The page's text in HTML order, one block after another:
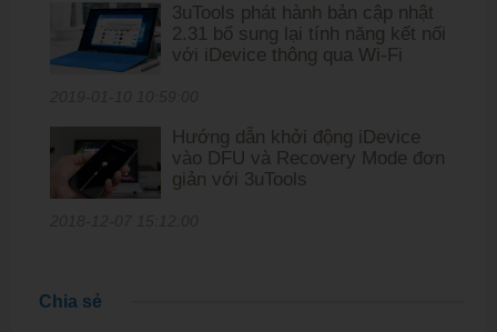
3uTools phát hành bản cập nhật
2.31 bổ sung lại tính năng kết nối
với iDevice thông qua Wi-Fi
Hướng dẫn khởi động iDevice
vào DFU và Recovery Mode đơn
giản với 3uTools
Chia sẻ